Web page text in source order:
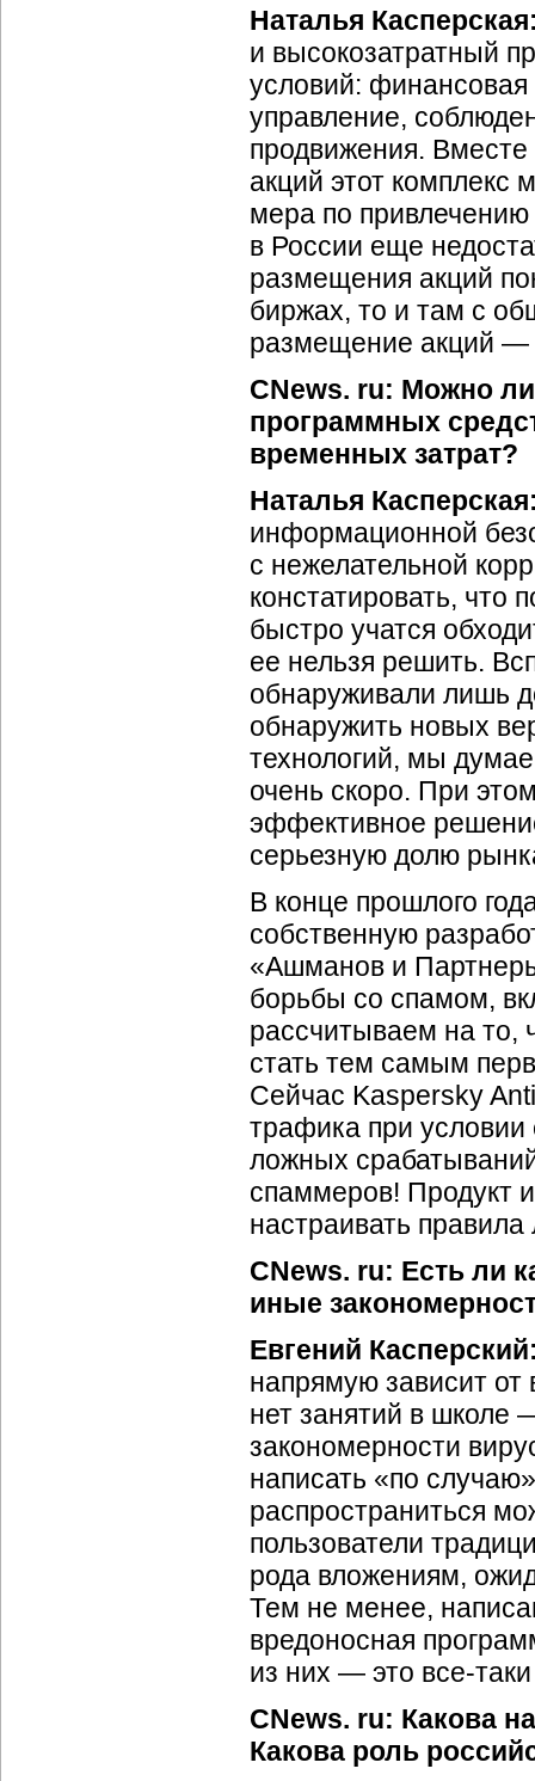
Наталья
и высокозатратный
условий: финансовая
управление,
продвижения.
акций этот комплекс
мера по
в России еще
размещения акций
биржах, то и там с
размещение акций —
CNews. ru: Можно
программных
временных затрат?
Наталья
информационной
с нежелательной
констатировать, что
быстро учатся
ее нельзя решить.
обнаруживали лишь
обнаружить новых
технологий, мы
очень скоро. При
эффективное
серьезную долю
В конце прошлого
собственную
«Ашманов и
борьбы со спамом,
рассчитываем на то,
стать тем самым
Сейчас Kaspersky
трафика при условии
ложных
спаммеров! Продукт
настраивать
CNews. ru: Есть ли
иные
Евгений
напрямую зависит от
нет занятий в школе
закономерности
написать «по
распространиться
пользователи
рода вложениям,
Тем не менее,
вредоносная
из них — это все-
CNews. ru: Какова
Какова роль